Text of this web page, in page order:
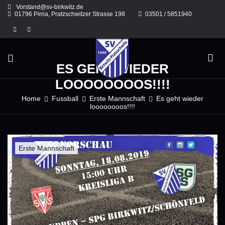
Skip
Vorstand@sv-birkwitz.de
01796 Pirna, Pratzschwitzer Strasse 198
03501 / 5851940
ES GEHT WIEDER
LOOOOOOOOS!!!!
Home Fussball Erste Mannschaft
Es geht wieder
loooooooos!!!!
Erste Mannschaft